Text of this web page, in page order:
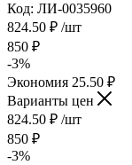
Код: ЛИ-0035960
824.50 ₽ /шт
850 ₽
-3%
Экономия 25.50 ₽
Варианты цен
824.50 ₽ /шт
850 ₽
-3%